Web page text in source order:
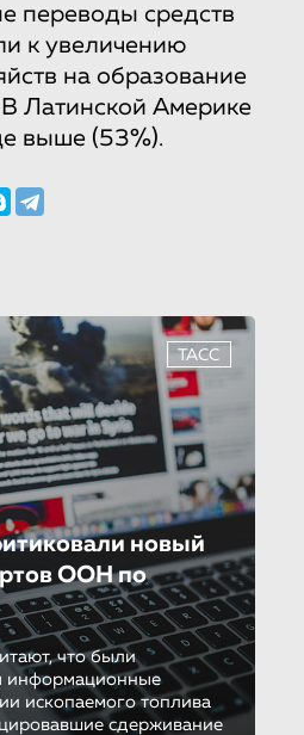
переводы средств
к увеличению
на образование
Латинской Америке
выше (53%).
ТАСС
новый
ООН по
что были
информационные
ископаемого топлива
сдерживание